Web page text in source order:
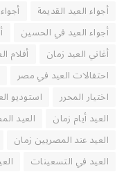
أجواء العيد القديمة
أجواء العيد في الحسين
أغاني العيد زمان
أفلام
احتفالات العيد في مصر
اختيار المحرر
استوديو
العيد أيام زمان
العيد
العيد عند المصريين زمان
العيد في التسعينات